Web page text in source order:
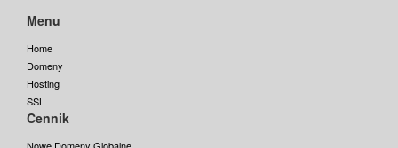
Menu
Home
Domeny
Hosting
SSL
Cennik